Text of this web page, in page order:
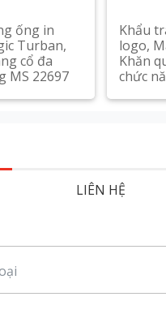
ống in
Turban,
cổ đa
MS 22697
chi tiết
Khẩu
logo,
Khăn
chức
LIÊN HỆ